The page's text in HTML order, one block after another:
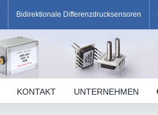
Bidirektionale Differenzdrucksensoren
KONTAKT UNTERNEHMEN